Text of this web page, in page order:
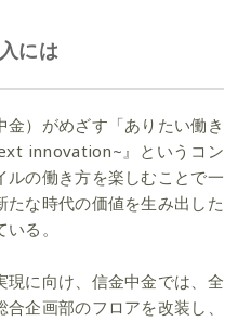
には
）がめざす「ありたい働き
innovation~』というコン
ルの働き方を楽しむことで一
たな時代の価値を生み出した
る。
現に向け、信金中金では、全
企画部のフロアを改装し、